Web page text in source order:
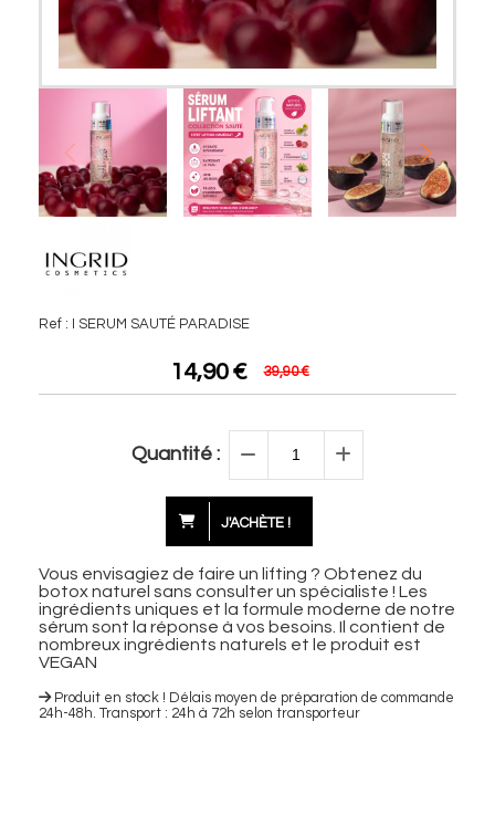
Ref : I SERUM SAUTÉ PARADISE
14,90€ 39,90€
Quantité :
J'ACHÈTE !
Vous envisagiez de faire un lifting ? Obtenez du
botox naturel sans consulter un spécialiste ! Les
ingrédients uniques et la formule moderne de notre
sérum sont la réponse à vos besoins. Il contient de
nombreux ingrédients naturels et le produit est
VEGAN
Produit en stock ! Délais moyen de préparation de commande
24h-48h. Transport : 24h à 72h selon transporteur